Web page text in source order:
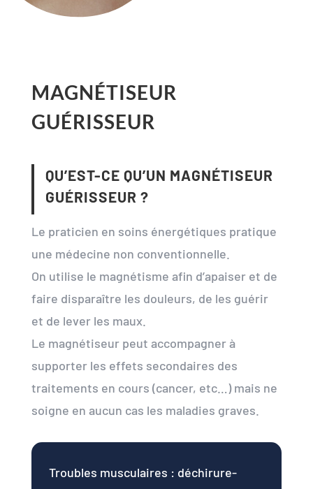
MAGNÉTISEUR
GUÉRISSEUR
QU’EST-CE QU’UN MAGNÉTISEUR
GUÉRISSEUR ?
Le praticien en soins énergétiques pratique
une médecine non conventionnelle.
On utilise le magnétisme afin d’apaiser et de
faire disparaître les douleurs, de les guérir
et de lever les maux.
Le magnétiseur peut accompagner à
supporter les effets secondaires des
traitements en cours (cancer, etc…) mais ne
soigne en aucun cas les maladies graves.
Troubles musculaires : déchirure-